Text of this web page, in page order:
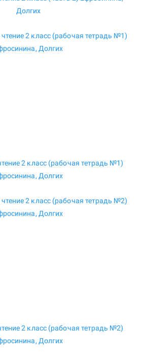
Долгих
2 класс (рабочая тетрадь №1)
Долгих
2 класс (рабочая тетрадь №2)
Долгих